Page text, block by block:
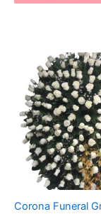
Corona Funeral